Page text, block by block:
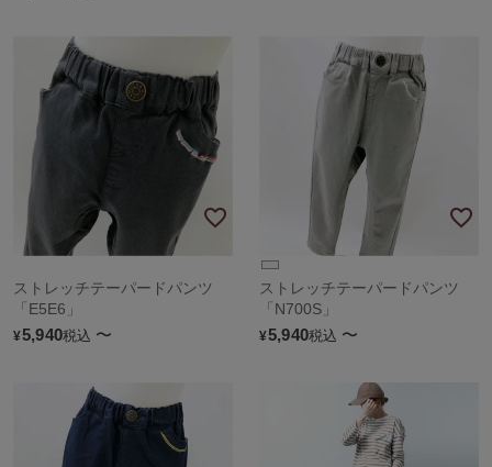
ストレッチテーパードパンツ
「E5E6」
¥5,940税込 〜
ストレッチテーパードパンツ
「N700S」
¥5,940税込 〜